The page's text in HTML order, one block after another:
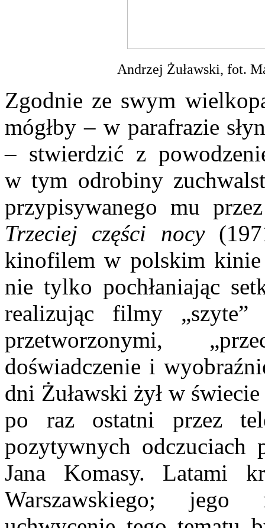
Andrzej Żuławski, fot.
Zgodnie ze swym
mógłby – w parafrazie
– stwierdzić z
w tym odrobiny
przypisywanego mu
Trzeciej części nocy
kinofilem w polskim kinie
nie tylko pochłaniając
realizując filmy
przetworzonymi,
doświadczenie i
dni Żuławski żył w
po raz ostatni przez
pozytywnych
Jana Komasy. Latami
Warszawskiego; jego